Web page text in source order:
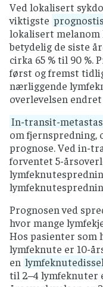
Ved lokalisert
viktigste
lokalisert melanom
betydelig de siste
cirka 65 % til 90 %.
først og fremst
nærliggende
overlevelsen
In-transit-
om fjernspredning,
prognose. Ved in-
forventet 5-
Prognosen ved
hvor mange
Hos pasienter som
lymfeknute er 10-
en
til 2–4 lymfeknuter